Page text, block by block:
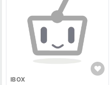
IBOX